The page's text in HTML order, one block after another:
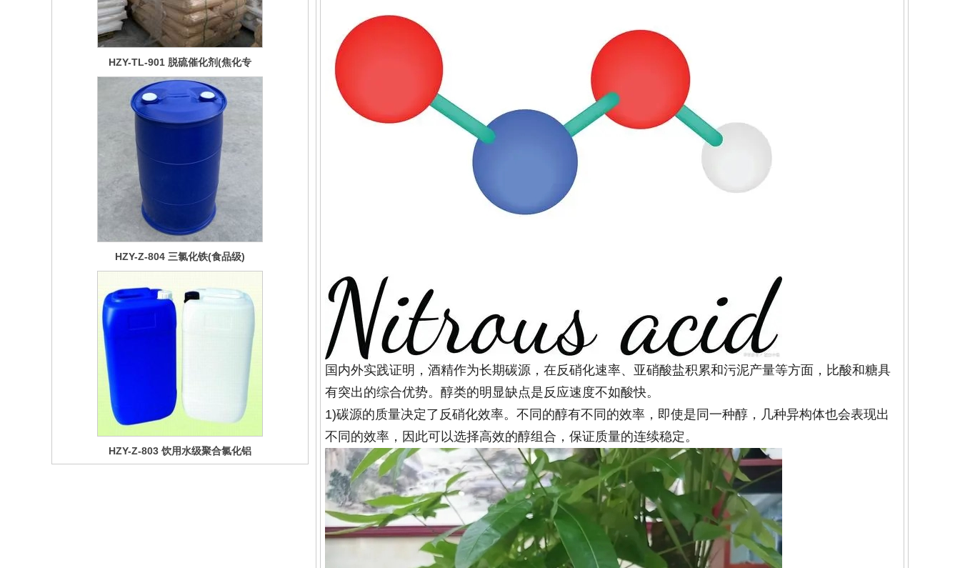
HZY-Z-804 三氯化铁(食品级)
HZY-Z-803 饮用水级聚合氯化铝
HZY-Z-802 饮用水级次氯酸钠
国内外实践证明，酒精作为长期碳源，在反硝化速率、亚硝酸盐积累和污泥产量等方面，比酸和糖具
有突出的综合优势。醇类的明显缺点是反应速度不如酸快。
1)碳源的质量决定了反硝化效率。不同的醇有不同的效率，即使是同一种醇，几种异构体也会表现出
不同的效率，因此可以选择高效的醇组合，保证质量的连续稳定。